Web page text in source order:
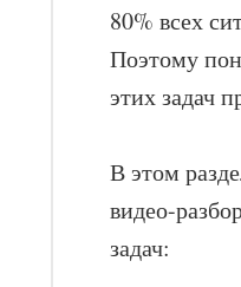
80% всех
Поэтому
этих задач
В этом
видео-
задач: